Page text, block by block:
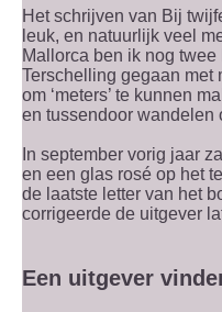
Het schrijven van Bij
leuk, en natuurlijk veel
Mallorca ben ik nog
Terschelling gegaan met
om ‘meters’ te kunnen
en tussendoor wandelen
In september vorig jaar
en een glas rosé op het
de laatste letter van het
corrigeerde de uitgever
Een uitgever